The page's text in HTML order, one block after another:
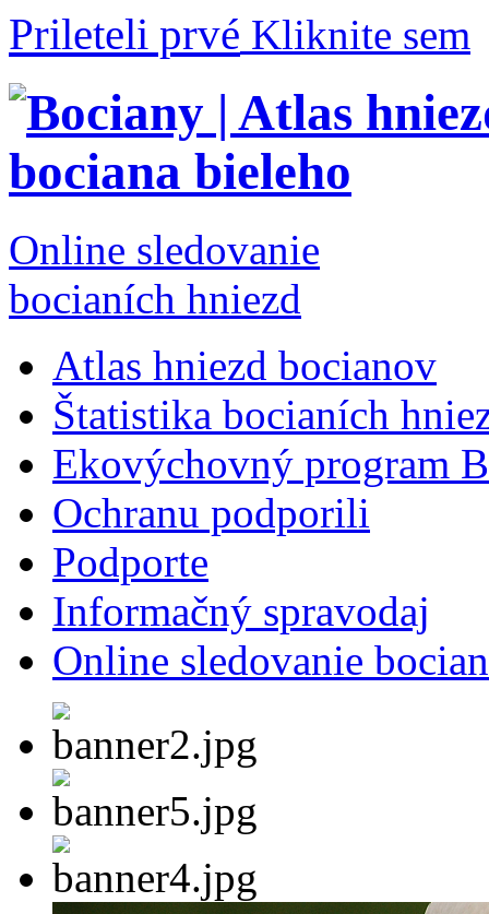
Prileteli prvé Kliknite sem
Online sledovanie
bocianích hniezd
Atlas hniezd bocianov
Štatistika bocianích
Ekovýchovný program
Ochranu podporili
Podporte
Informačný spravodaj
Online sledovanie